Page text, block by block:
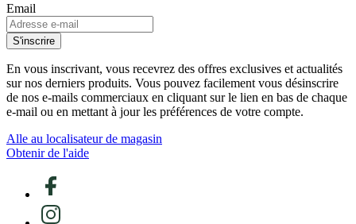
Email
S'inscrire
En vous inscrivant, vous recevrez des offres exclusives et actualités
sur nos derniers produits. Vous pouvez facilement vous désinscrire
de nos e-mails commerciaux en cliquant sur le lien en bas de chaque
e-mail ou en mettant à jour les préférences de votre compte.
Alle au localisateur de magasin
Obtenir de l'aide